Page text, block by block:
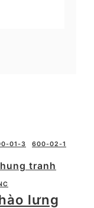
01-3 600-02-1
tranh
lưng